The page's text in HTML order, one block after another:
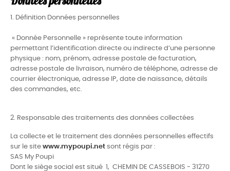
1. Définition Données personnelles
« Donnée Personnelle » représente toute information
permettant l’identification directe ou indirecte d’une personne
physique : nom, prénom, adresse postale de facturation,
adresse postale de livraison, numéro de téléphone, adresse de
courrier électronique, adresse IP, date de naissance, détails
des commandes, etc.
2. Responsable des traitements des données collectées
La collecte et le traitement des données personnelles effectifs
sur le site www.mypoupi.net sont régis par :
SAS My Poupi
Dont le siège social est situé 1, CHEMIN DE CASSEBOIS - 31270